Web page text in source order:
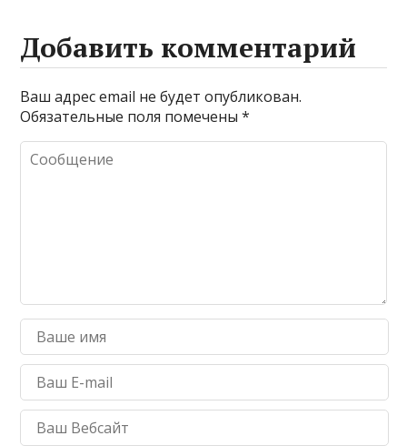
Добавить комментарий
Ваш адрес email не будет опубликован.
Обязательные поля помечены*